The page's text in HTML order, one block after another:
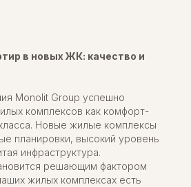
в новых ЖК: качество и
Monolit Group успешно
комплексов как комфорт-
Новые жилые комплексы
планировки, высокий уровень
инфраструктура.
решающим фактором
жилых комплексах есть